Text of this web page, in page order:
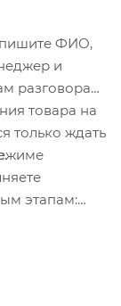
ФИО,
и
разговора
товара на
только ждать
этапам: